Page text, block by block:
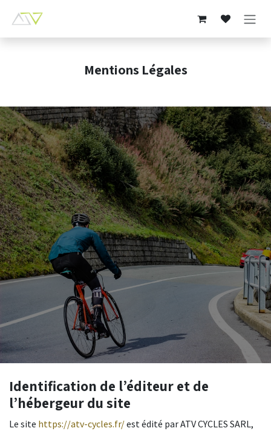
Mentions Légales
Identification de l’éditeur et de
l’hébergeur du site
Le site https://atv-cycles.fr/est édité par ATV CYCLES SARL,